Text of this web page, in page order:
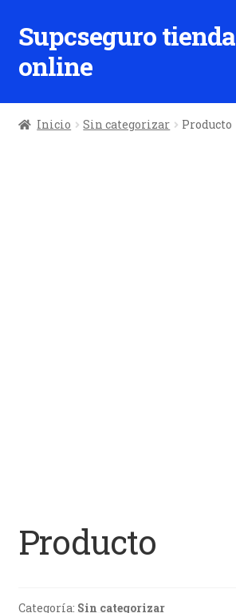
Ir
a
la
Ir
al
contenido
Supcseguro tienda
online
Inicio Sin categorizar Producto
Producto
Categoría: Sin categorizar